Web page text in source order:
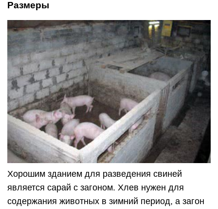
Размеры
Хорошим зданием для разведения свиней
является сарай с загоном. Хлев нужен для
содержания животных в зимний период, а загон